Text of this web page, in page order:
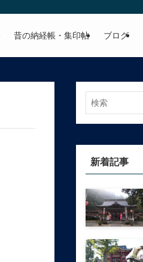
昔の納経帳・集印帖 ブログ
新着記事